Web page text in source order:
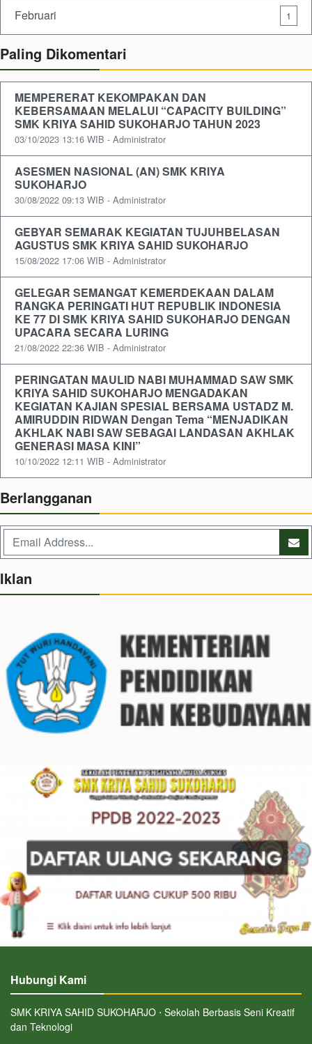
Februari 1
Paling Dikomentari
MEMPERERAT KEKOMPAKAN DAN
KEBERSAMAAN MELALUI “CAPACITY BUILDING”
SMK KRIYA SAHID SUKOHARJO TAHUN 2023
03/10/2023 13:16 WIB - Administrator
ASESMEN NASIONAL (AN) SMK KRIYA
SUKOHARJO
30/08/2022 09:13 WIB - Administrator
GEBYAR SEMARAK KEGIATAN TUJUHBELASAN
AGUSTUS SMK KRIYA SAHID SUKOHARJO
15/08/2022 17:06 WIB - Administrator
GELEGAR SEMANGAT KEMERDEKAAN DALAM
RANGKA PERINGATI HUT REPUBLIK INDONESIA
KE 77 DI SMK KRIYA SAHID SUKOHARJO DENGAN
UPACARA SECARA LURING
21/08/2022 22:36 WIB - Administrator
PERINGATAN MAULID NABI MUHAMMAD SAW SMK
KRIYA SAHID SUKOHARJO MENGADAKAN
KEGIATAN KAJIAN SPESIAL BERSAMA USTADZ M.
AMIRUDDIN RIDWAN Dengan Tema “MENJADIKAN
AKHLAK NABI SAW SEBAGAI LANDASAN AKHLAK
GENERASI MASA KINI”
10/10/2022 12:11 WIB - Administrator
Berlangganan
Iklan
Hubungi Kami
SMK KRIYA SAHID SUKOHARJO ⋅ Sekolah Berbasis Seni Kreatif
dan Teknologi